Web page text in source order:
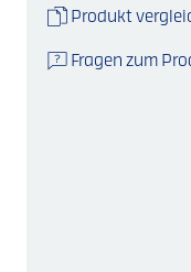
Produkt
Fragen zum